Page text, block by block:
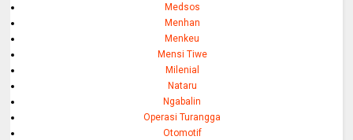
Medsos
Menhan
Menkeu
Mensi Tiwe
Milenial
Nataru
Ngabalin
Operasi Turangga
Otomotif